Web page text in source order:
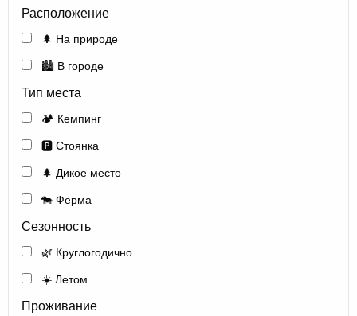
Расположение
🌲 На природе
🏙️ В городе
Тип места
🏕️ Кемпинг
🅿️ Стоянка
🌲 Дикое место
🐄 Ферма
Сезонность
🌿 Круглогодично
☀️ Летом
Проживание